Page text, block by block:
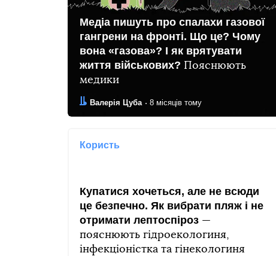
Медіа пишуть про спалахи газової
гангрени на фронті. Що це? Чому
вона «газова»? І як врятувати
життя військових? Пояснюють
медики
Автор:
Валерія Цуба
Дата: 8 місяців тому
Користь
Купатися хочеться, але не всюди
це безпечно. Як вибрати пляж і не
отримати лептоспіроз —
пояснюють гідроекологиня,
інфекціоністка та гінекологиня